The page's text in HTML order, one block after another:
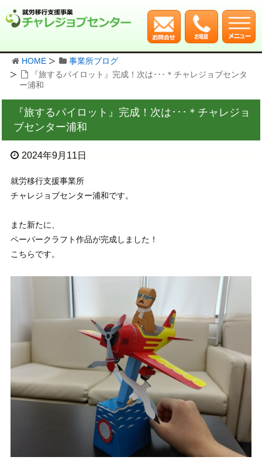
HOME
事業所ブログ
『旅するパイロット』完成！次は･･･＊チャレジョブセンタ
ー浦和
『旅するパイロット』完成！次は･･･＊チャレジョ
ブセンター浦和
2024年9月11日
就労移行支援事業所
チャレジョブセンター浦和です。
また新たに、
ペーパークラフト作品が完成しました！
こちらです。